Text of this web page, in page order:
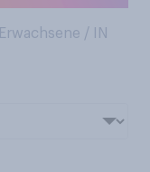
Erwachsene / IN